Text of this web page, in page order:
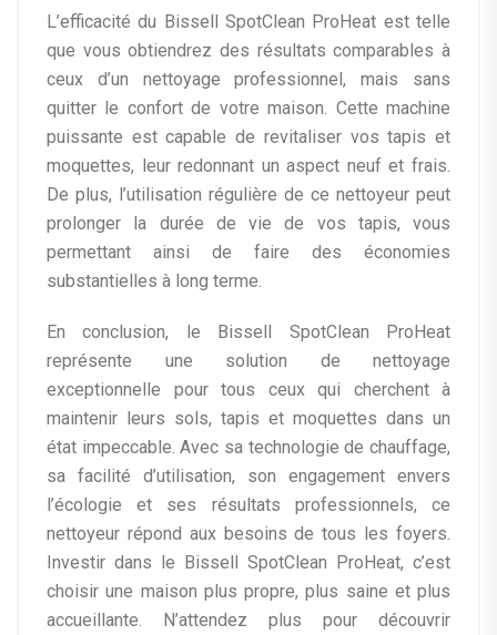
L’efficacité du Bissell SpotClean ProHeat est telle
que vous obtiendrez des résultats comparables à
ceux d’un nettoyage professionnel, mais sans
quitter le confort de votre maison. Cette machine
puissante est capable de revitaliser vos tapis et
moquettes, leur redonnant un aspect neuf et frais.
De plus, l’utilisation régulière de ce nettoyeur peut
prolonger la durée de vie de vos tapis, vous
permettant ainsi de faire des économies
substantielles à long terme.
En conclusion, le Bissell SpotClean ProHeat
représente une solution de nettoyage
exceptionnelle pour tous ceux qui cherchent à
maintenir leurs sols, tapis et moquettes dans un
état impeccable. Avec sa technologie de chauffage,
sa facilité d’utilisation, son engagement envers
l’écologie et ses résultats professionnels, ce
nettoyeur répond aux besoins de tous les foyers.
Investir dans le Bissell SpotClean ProHeat, c’est
choisir une maison plus propre, plus saine et plus
accueillante. N’attendez plus pour découvrir